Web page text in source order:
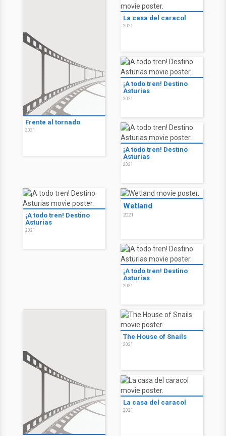
Frente al tornado
2021
La casa del caracol
2021
¡A todo tren! Destino
Asturias
2021
¡A todo tren! Destino
Asturias
2021
¡A todo tren! Destino
Asturias
2021
Wetland
2021
¡A todo tren! Destino
Asturias
2021
The House of Snails
2021
La casa del caracol
2021